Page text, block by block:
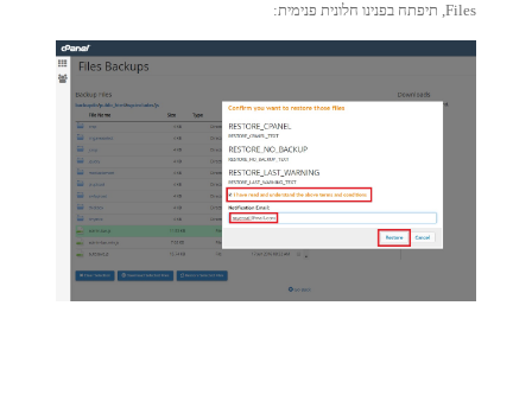
Files, תיפתח בפנינו חלונית פנימית: